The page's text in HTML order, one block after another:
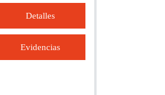
Detalles
Evidencias